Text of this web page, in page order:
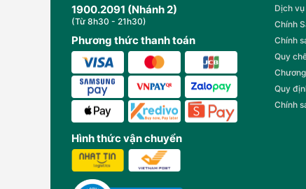
1900.2091 (Nhánh 2)
(Từ 8h30 - 21h30)
Phương thức thanh toán
Hình thức vận chuyển
Dịch
Chính
Chính
Quy
Quy
Chính